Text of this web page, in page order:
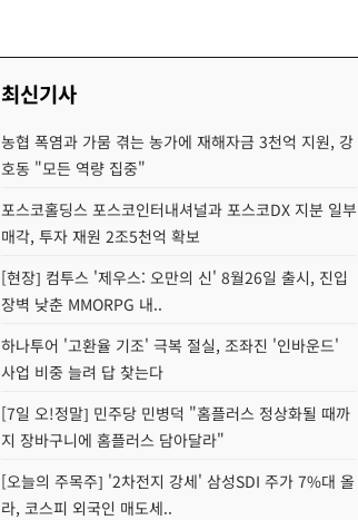
최신기사
농협 폭염과 가뭄 겪는 농가에 재해자금 3천억 지원, 강
호동 "모든 역량 집중"
포스코홀딩스 포스코인터내셔널과 포스코DX 지분 일부
매각, 투자 재원 2조5천억 확보
[현장] 컴투스 '제우스: 오만의 신' 8월26일 출시, 진입
장벽 낮춘 MMORPG 내..
하나투어 '고환율 기조' 극복 절실, 조좌진 '인바운드'
사업 비중 늘려 답 찾는다
[7일 오!정말] 민주당 민병덕 "홈플러스 정상화될 때까
지 장바구니에 홈플러스 담아달라"
[오늘의 주목주] '2차전지 강세' 삼성SDI 주가 7%대 올
라, 코스피 외국인 매도세..